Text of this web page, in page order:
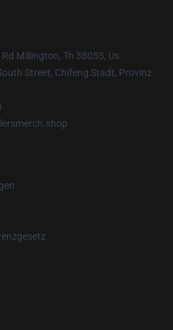
Millington, Tn 38053, Us
Street, Chifeng Stadt, Provinz